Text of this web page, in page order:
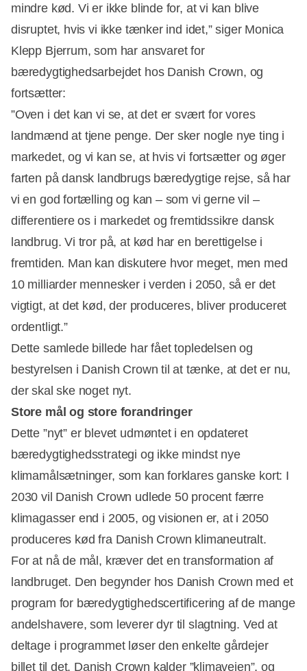
mindre kød. Vi er ikke blinde for, at vi kan blive
disruptet, hvis vi ikke tænker ind idet,” siger Monica
Klepp Bjerrum, som har ansvaret for
bæredygtighedsarbejdet hos Danish Crown, og
fortsætter:
”Oven i det kan vi se, at det er svært for vores
landmænd at tjene penge. Der sker nogle nye ting i
markedet, og vi kan se, at hvis vi fortsætter og øger
farten på dansk landbrugs bæredygtige rejse, så har
vi en god fortælling og kan – som vi gerne vil –
differentiere os i markedet og fremtidssikre dansk
landbrug. Vi tror på, at kød har en berettigelse i
fremtiden. Man kan diskutere hvor meget, men med
10 milliarder mennesker i verden i 2050, så er det
vigtigt, at det kød, der produceres, bliver produceret
ordentligt.”
Dette samlede billede har fået topledelsen og
bestyrelsen i Danish Crown til at tænke, at det er nu,
der skal ske noget nyt.
Store mål og store forandringer
Dette ”nyt” er blevet udmøntet i en opdateret
bæredygtighedsstrategi og ikke mindst nye
klimamålsætninger, som kan forklares ganske kort: I
2030 vil Danish Crown udlede 50 procent færre
klimagasser end i 2005, og visionen er, at i 2050
produceres kød fra Danish Crown klimaneutralt.
For at nå de mål, kræver det en transformation af
landbruget. Den begynder hos Danish Crown med et
program for bæredygtighedscertificering af de mange
andelshavere, som leverer dyr til slagtning. Ved at
deltage i programmet løser den enkelte gårdejer
billet til det, Danish Crown kalder ”klimavejen”, og